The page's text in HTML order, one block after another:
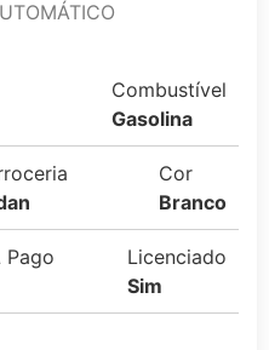
Combustível
Gasolina
Cor
Branco
Pago
Licenciado
Sim